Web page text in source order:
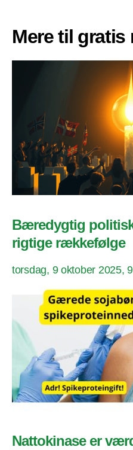
Mere til gratis
Bæredygtig
rigtige rækkefølge
torsdag, 9 oktober 2025,
Nattokinase er